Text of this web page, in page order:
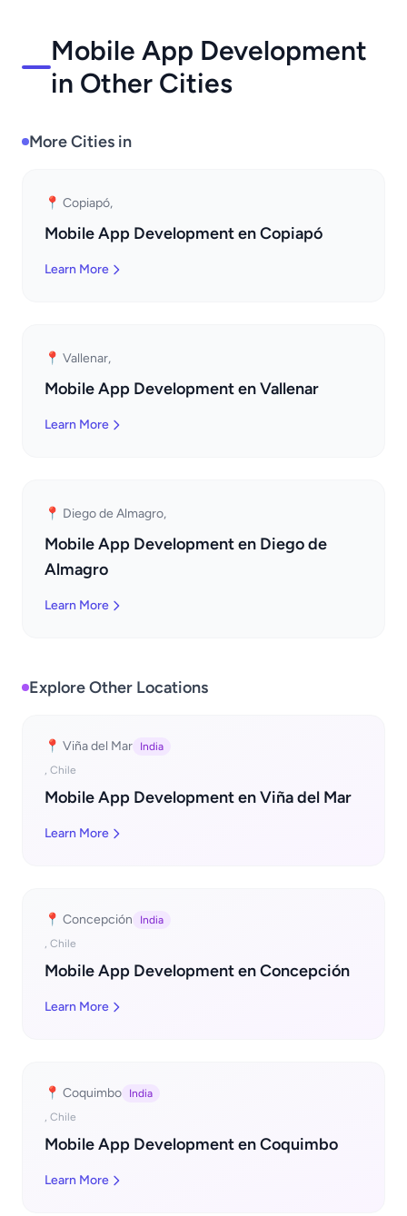
Mobile App Development
in Other Cities
More Cities in
📍 Copiapó,
Mobile App Development en Copiapó
Learn More
📍 Vallenar,
Mobile App Development en Vallenar
Learn More
📍 Diego de Almagro,
Mobile App Development en Diego de
Almagro
Learn More
Explore Other Locations
📍 Viña del Mar
India
, Chile
Mobile App Development en Viña del Mar
Learn More
📍 Concepción
India
, Chile
Mobile App Development en Concepción
Learn More
📍 Coquimbo
India
, Chile
Mobile App Development en Coquimbo
Learn More